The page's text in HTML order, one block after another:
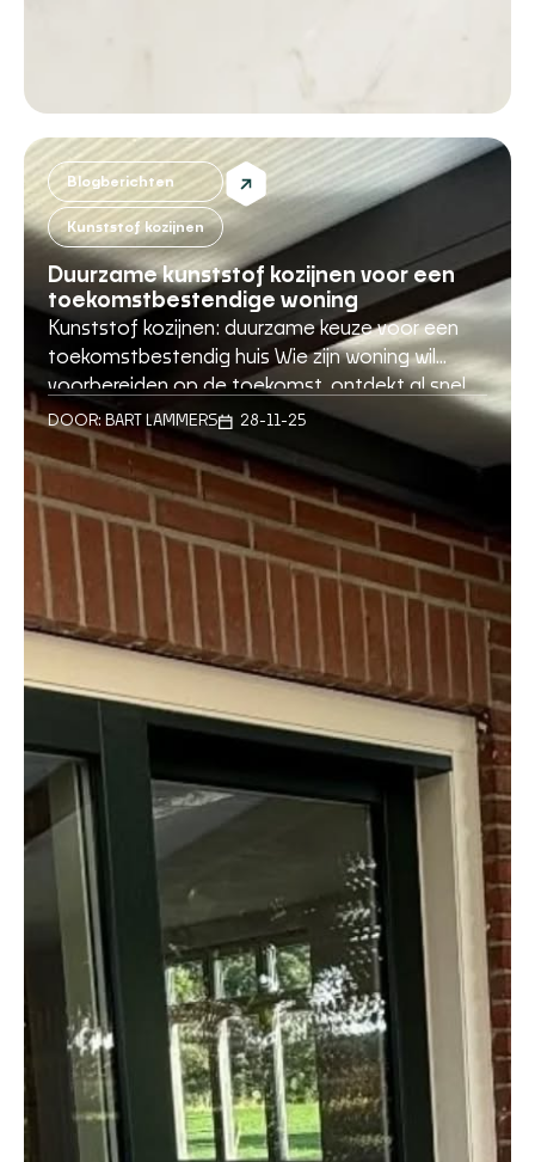
Blogberichten
Kunststof kozijnen
Duurzame kunststof kozijnen voor een
toekomstbestendige woning
Kunststof kozijnen: duurzame keuze voor een
toekomstbestendig huis Wie zijn woning wil
voorbereiden op de toekomst, ontdekt al snel
dat het loont om te investeren in slimme,
duurzame aanpassingen. Een van de meest
effectieve manieren om comfort en
energiezuinigheid te vergroten, is het vervangen
van oude kozijnen door kunststof kozijnen.
Vooral oplossingen die weinig onderhoud […]
DOOR:BART LAMMERS 28-11-25